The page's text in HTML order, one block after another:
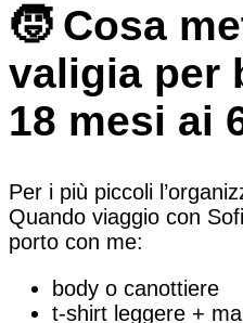
🧒 Cosa
valigia per
18 mesi ai
Per i più piccoli
Quando viaggio con
porto con me:
body o canottiere
t-shirt leggere +